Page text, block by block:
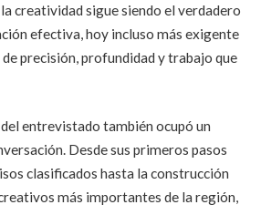
creatividad sigue siendo el verdadero
efectiva, hoy incluso más exigente
precisión, profundidad y trabajo que
entrevistado también ocupó un
Desde sus primeros pasos
clasificados hasta la construcción
más importantes de la región,